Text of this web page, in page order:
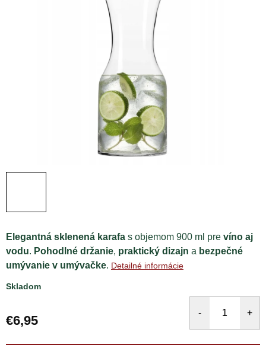
Elegantná sklenená karafa s objemom 900 ml pre víno aj
vodu. Pohodlné držanie, praktický dizajn a bezpečné
umývanie v umývačke. Detailné informácie
Skladom
€6,95